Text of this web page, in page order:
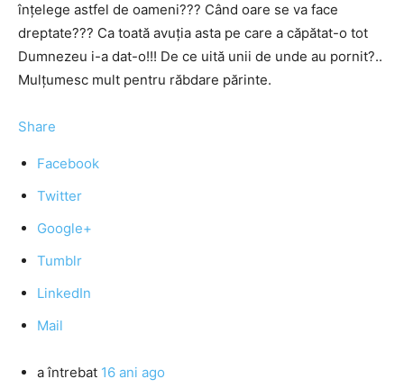
înțelege astfel de oameni??? Când oare se va face
dreptate??? Ca toată avuția asta pe care a căpătat-o tot
Dumnezeu i-a dat-o!!! De ce uită unii de unde au pornit?..
Mulțumesc mult pentru răbdare părinte.
Share
Facebook
Twitter
Google+
Tumblr
LinkedIn
Mail
a întrebat 16 ani ago